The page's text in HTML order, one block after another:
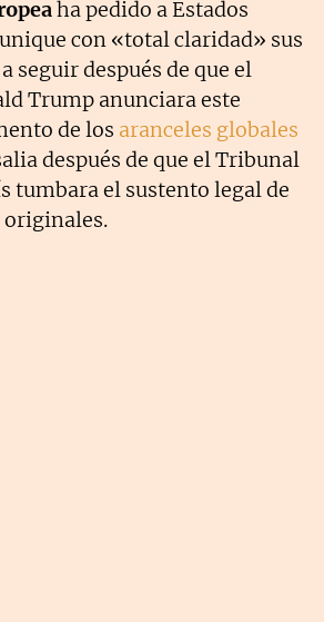
ha pedido a Estados
con «total claridad» sus
seguir después de que el
Trump anunciara este
de los aranceles globales
después de que el Tribunal
tumbara el sustento legal de
originales.